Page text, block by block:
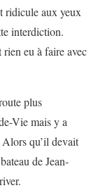
ridicule aux yeux
interdiction.
rien eu à faire avec
plus
Vie mais y a
Alors qu’il devait
de Jean-